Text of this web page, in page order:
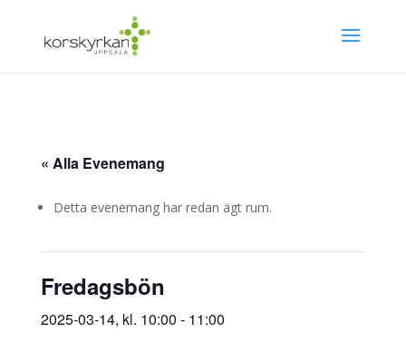
« Alla Evenemang
Detta evenemang har redan ägt rum.
Fredagsbön
2025-03-14, kl. 10:00 - 11:00